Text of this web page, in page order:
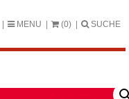
MENU (0) SUCHE